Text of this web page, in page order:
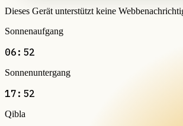
Dieses Gerät unterstützt keine
Sonnenaufgang
06:52
Sonnenuntergang
17:52
Qibla